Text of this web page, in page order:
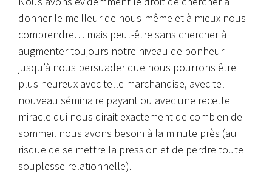
donner le meilleur de nous-même et à mieux nous
comprendre… mais peut-être sans chercher à
augmenter toujours notre niveau de bonheur
jusqu’à nous persuader que nous pourrons être
plus heureux avec telle marchandise, avec tel
nouveau séminaire payant ou avec une recette
miracle qui nous dirait exactement de combien de
sommeil nous avons besoin à la minute près (au
risque de se mettre la pression et de perdre toute
souplesse relationnelle).